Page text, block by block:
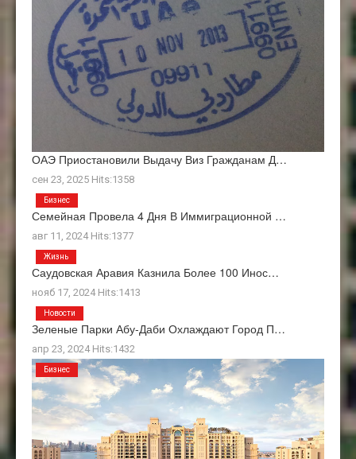
ОАЭ Приостановили Выдачу Виз Гражданам Д…
сен 23, 2025 Hits:1358
Семейная Провела 4 Дня В Иммиграционной …
авг 11, 2024 Hits:1377
Бизнес
Саудовская Аравия Казнила Более 100 Инос…
нояб 17, 2024 Hits:1413
Жизнь
Зеленые Парки Абу-Даби Охлаждают Город П…
апр 23, 2024 Hits:1432
Новости
Бизнес